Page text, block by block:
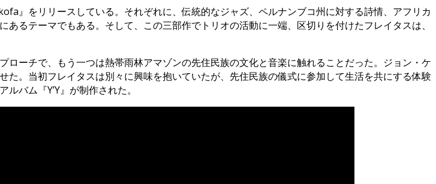
』をリリースしている。それぞれに、伝統的なジャズ、ペルナンブコ州に対する詩情、アフリカ
るテーマでもある。そして、この三部作でトリオの活動に一端、区切りを付けたフレイタスは、
ーチで、もう一つは熱帯雨林アマゾンの先住民族の文化と音楽に触れることだった。ジョン・ケ
。当初フレイタスは別々に興味を抱いていたが、先住民族の儀式に参加して生活を共にする体験
バム『Y’Y』が制作された。